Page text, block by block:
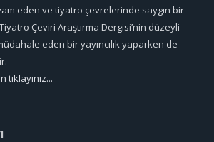
eden ve tiyatro çevrelerinde saygın bir
Çeviri Araştırma Dergisi’nin düzeyli
eden bir yayıncılık yaparken de
tıklayınız...